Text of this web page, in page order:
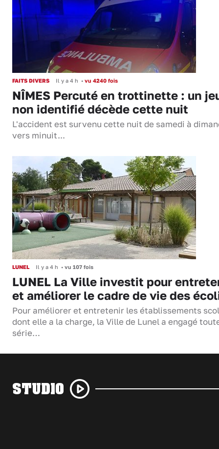
FAITS DIVERS Il y a 4 h • vu 4240 fois
NÎMES Percuté en trottinette : un
non identifié décède cette nuit
L'accident est survenu cette nuit de samedi à
vers minuit...
LUNEL Il y a 4 h • vu 107 fois
LUNEL La Ville investit pour
et améliorer le cadre de vie des
Pour améliorer et entretenir les établissements
dont elle a la charge, la Ville de Lunel a engagé
série…
STUDIO